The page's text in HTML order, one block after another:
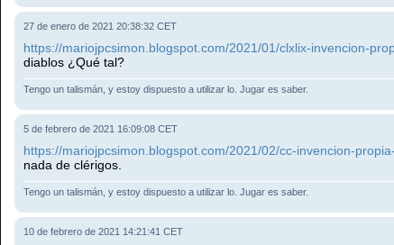
27 de enero de 2021 20:38:32 CET
https://mariojpcsimon.blogspot.com/2021/01/clxlix-invencion-
diablos ¿Qué tal?
Tengo un talismán, y estoy dispuesto a utilizar lo. Jugar es saber.
5 de febrero de 2021 16:09:08 CET
https://mariojpcsimon.blogspot.com/2021/02/cc-invencion-
nada de clérigos.
Tengo un talismán, y estoy dispuesto a utilizar lo. Jugar es saber.
10 de febrero de 2021 14:21:41 CET